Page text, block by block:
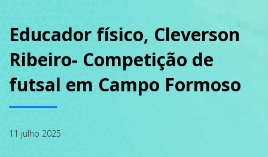
SOBRE
Educador físico, Cleverson
Ribeiro- Competição de
futsal em Campo Formoso
11 julho 2025